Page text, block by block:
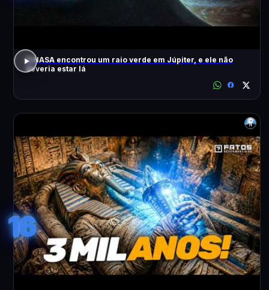
A NASA encontrou um raio verde em Júpiter, e ele não
deveria estar lá
16